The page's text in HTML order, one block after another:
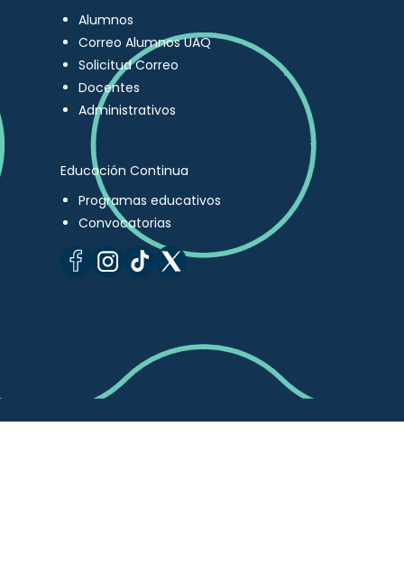
Alumnos
Correo Alumnos UAQ
Solicitud Correo
Docentes
Administrativos
Educación Continua
Programas educativos
Convocatorias